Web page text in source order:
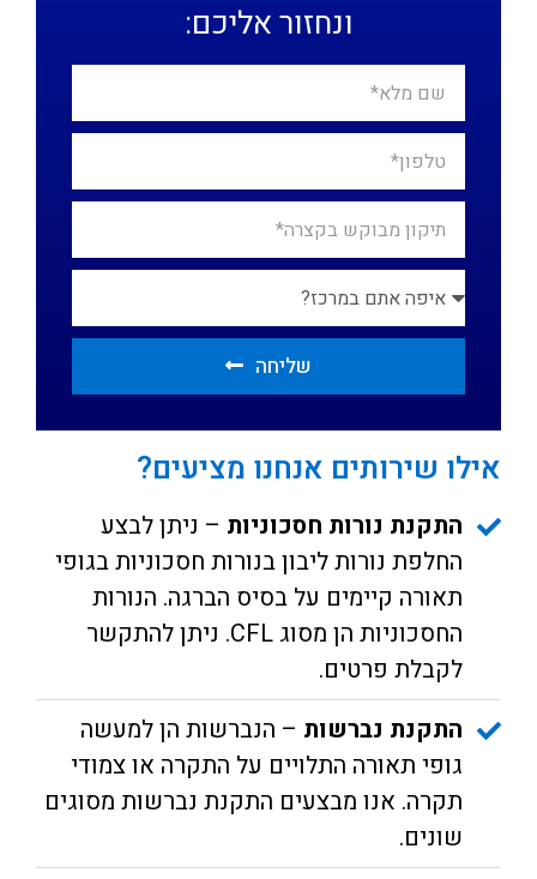
ונחזור אליכם:
שליחה
אילו שירותים אנחנו מציעים?
התקנת נורות חסכוניות – ניתן לבצע
החלפת נורות ליבון בנורות חסכוניות בגופי
תאורה קיימים על בסיס הברגה. הנורות
החסכוניות הן מסוג CFL. ניתן להתקשר
לקבלת פרטים.
התקנת נברשות – הנברשות הן למעשה
גופי תאורה התלויים על התקרה או צמודי
תקרה. אנו מבצעים התקנת נברשות מסוגים
שונים.